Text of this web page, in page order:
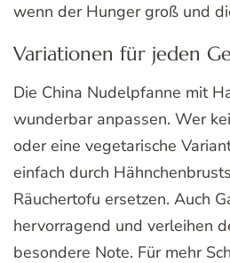
wenn der Hunger groß und
Variationen für jeden
Die China Nudelpfanne mit
wunderbar anpassen. Wer
oder eine vegetarische
einfach durch
Räuchertofu ersetzen. Auch
hervorragend und verleihen
besondere Note. Für mehr